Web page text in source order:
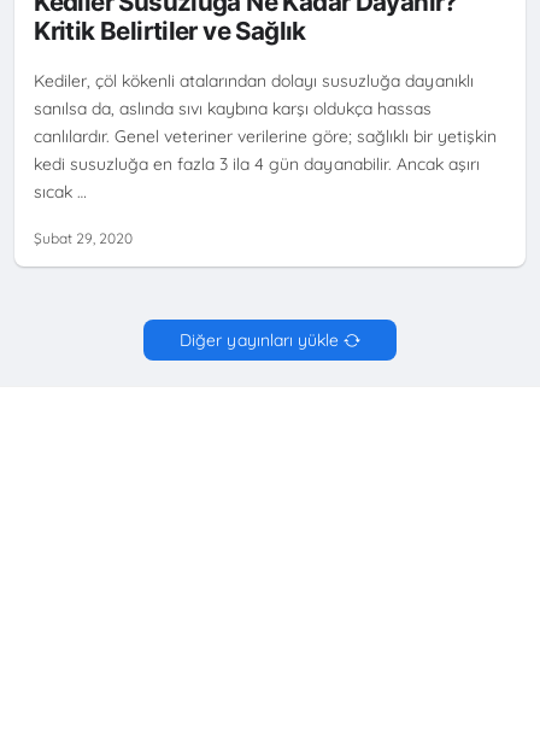
Kritik Belirtiler ve Sağlık
Kediler, çöl kökenli atalarından dolayı susuzluğa dayanıklı
sanılsa da, aslında sıvı kaybına karşı oldukça hassas
canlılardır. Genel veteriner verilerine göre; sağlıklı bir yetişkin
kedi susuzluğa en fazla 3 ila 4 gün dayanabilir. Ancak aşırı
sıcak …
Şubat 29, 2020
Diğer yayınları yükle